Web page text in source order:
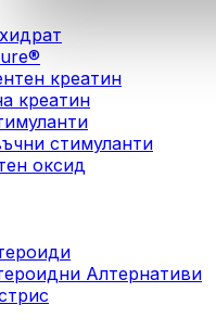
креатин
креатин
стимуланти
оксид
Алтернативи